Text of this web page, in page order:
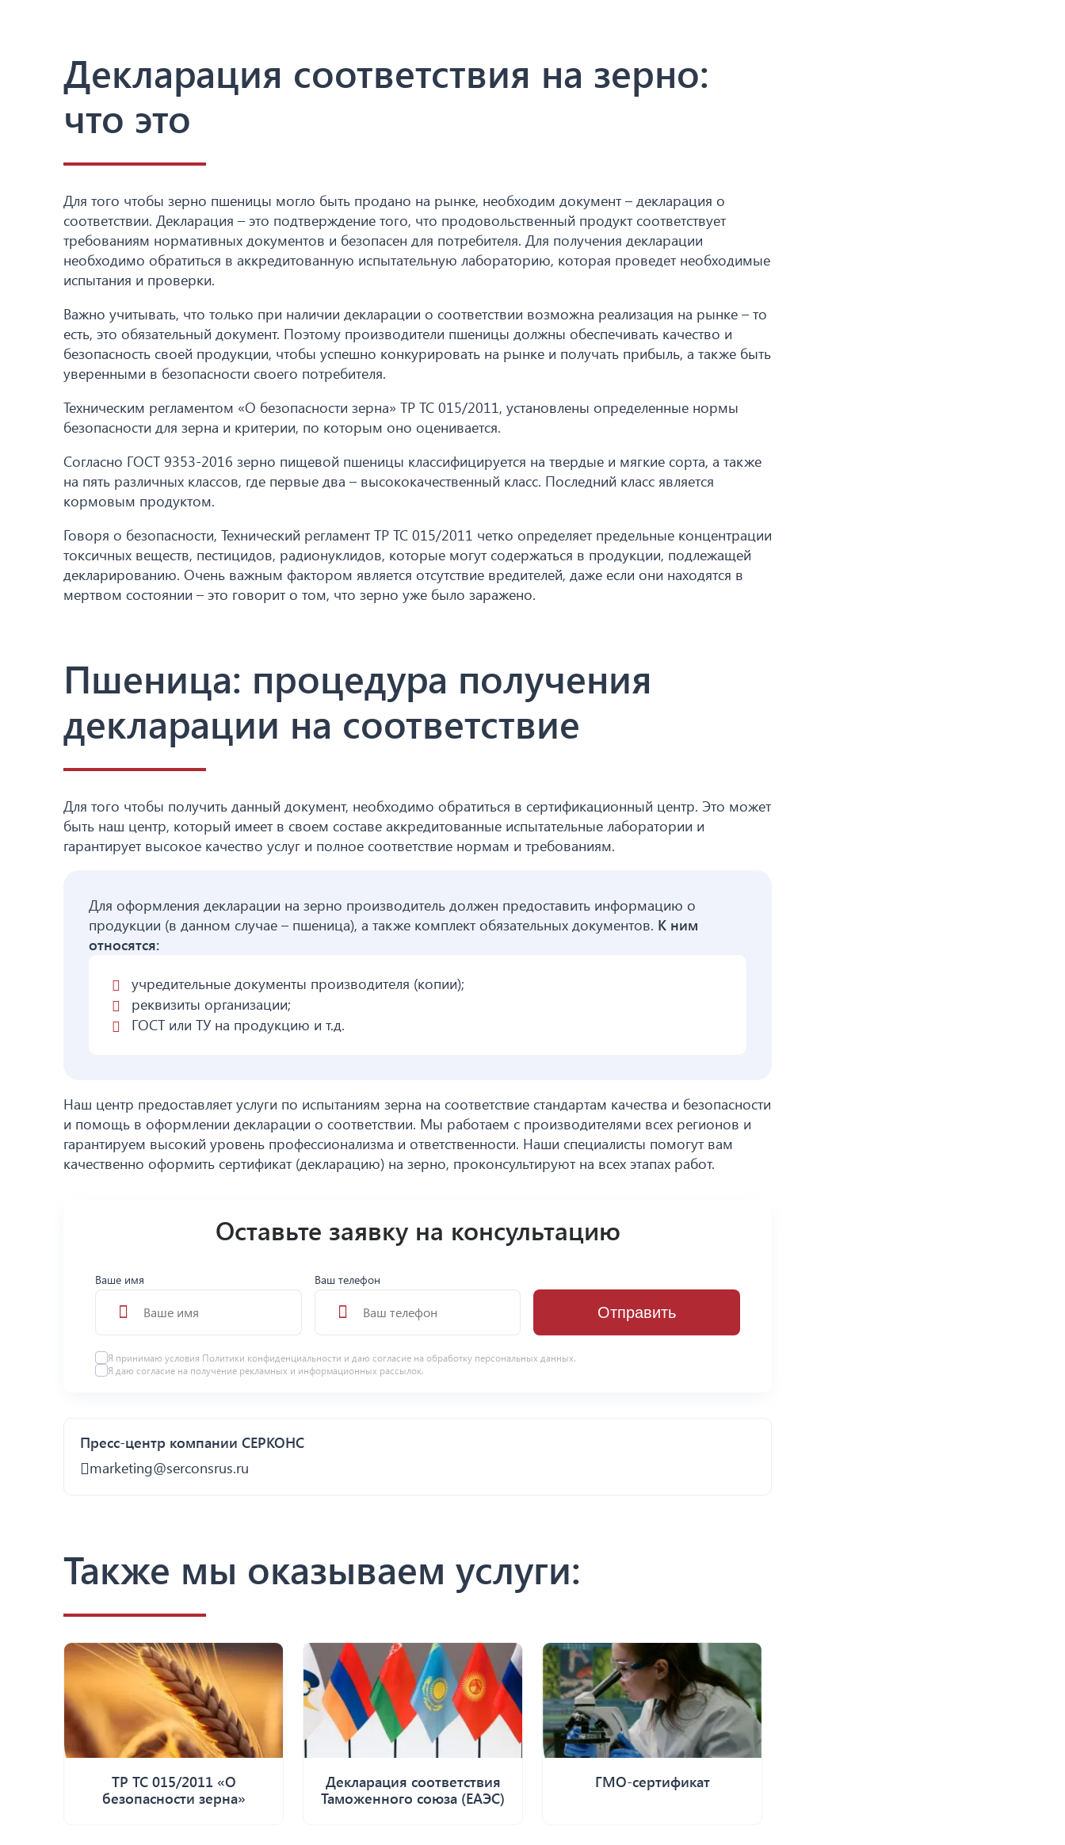
Декларация соответствия на зерно:
что это
Для того чтобы зерно пшеницы могло быть продано на рынке, необходим документ – декларация о
соответствии. Декларация – это подтверждение того, что продовольственный продукт соответствует
требованиям нормативных документов и безопасен для потребителя. Для получения декларации
необходимо обратиться в аккредитованную испытательную лабораторию, которая проведет необходимые
испытания и проверки.
Важно учитывать, что только при наличии декларации о соответствии возможна реализация на рынке – то
есть, это обязательный документ. Поэтому производители пшеницы должны обеспечивать качество и
безопасность своей продукции, чтобы успешно конкурировать на рынке и получать прибыль, а также быть
уверенными в безопасности своего потребителя.
Техническим регламентом «О безопасности зерна» ТР ТС 015/2011, установлены определенные нормы
безопасности для зерна и критерии, по которым оно оценивается.
Согласно ГОСТ 9353-2016 зерно пищевой пшеницы классифицируется на твердые и мягкие сорта, а также
на пять различных классов, где первые два – высококачественный класс. Последний класс является
кормовым продуктом.
Говоря о безопасности, Технический регламент ТР ТС 015/2011 четко определяет предельные концентрации
токсичных веществ, пестицидов, радионуклидов, которые могут содержаться в продукции, подлежащей
декларированию. Очень важным фактором является отсутствие вредителей, даже если они находятся в
мертвом состоянии – это говорит о том, что зерно уже было заражено.
Пшеница: процедура получения
декларации на соответствие
Для того чтобы получить данный документ, необходимо обратиться в сертификационный центр. Это может
быть наш центр, который имеет в своем составе аккредитованные испытательные лаборатории и
гарантирует высокое качество услуг и полное соответствие нормам и требованиям.
Для оформления декларации на зерно производитель должен предоставить информацию о
продукции (в данном случае – пшеница), а также комплект обязательных документов. К ним
относятся:
учредительные документы производителя (копии);
реквизиты организации;
ГОСТ или ТУ на продукцию и т.д.
Наш центр предоставляет услуги по испытаниям зерна на соответствие стандартам качества и безопасности
и помощь в оформлении декларации о соответствии. Мы работаем с производителями всех регионов и
гарантируем высокий уровень профессионализма и ответственности. Наши специалисты помогут вам
качественно оформить сертификат (декларацию) на зерно, проконсультируют на всех этапах работ.
Оставьте заявку на консультацию
Ваше имя Ваш телефон
Отправить
Я принимаю условия Политики конфиденциальности и даю согласие на обработку персональных данных.
Я даю согласие на получение рекламных и информационных рассылок.
Пресс-центр компании СЕРКОНС
marketing@serconsrus.ru
Также мы оказываем услуги:
ТР ТС 015/2011 «О
безопасности зерна»
Декларация соответствия
Таможенного союза (ЕАЭС)
ГМО-сертификат